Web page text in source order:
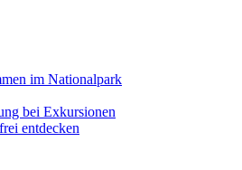
im Nationalpark
bei Exkursionen
entdecken